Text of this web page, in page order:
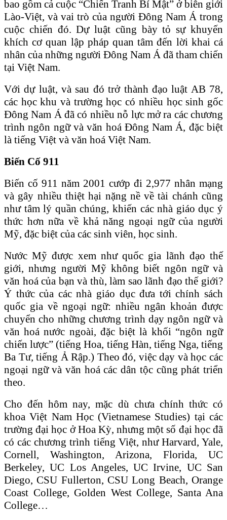
bao gồm cả cuộc “Chiến Tranh Bí Mật” ở biên giới
Lào-Việt, và vai trò của người Đông Nam Á trong
cuộc chiến đó. Dự luật cũng bày tỏ sự khuyến
khích cơ quan lập pháp quan tâm đến lời khai cá
nhân của những người Đông Nam Á đã tham chiến
tại Việt Nam.
Với dự luật, và sau đó trở thành đạo luật AB 78,
các học khu và trường học có nhiều học sinh gốc
Đông Nam Á đã có nhiều nỗ lực mở ra các chương
trình ngôn ngữ và văn hoá Đông Nam Á, đặc biệt
là tiếng Việt và văn hoá Việt Nam.
Biến Cố 911
Biến cố 911 năm 2001 cướp đi 2,977 nhân mạng
và gây nhiều thiệt hại nặng nề về tài chánh cũng
như tâm lý quần chúng, khiến các nhà giáo dục ý
thức hơn nữa về khả năng ngoại ngữ của người
Mỹ, đặc biệt của các sinh viên, học sinh.
Nước Mỹ được xem như quốc gia lãnh đạo thế
giới, nhưng người Mỹ không biết ngôn ngữ và
văn hoá của bạn và thù, làm sao lãnh đạo thế giới?
Ý thức của các nhà giáo dục đưa tới chính sách
quốc gia về ngoại ngữ: nhiều ngân khoản được
chuyển cho những chương trình dạy ngôn ngữ và
văn hoá nước ngoài, đặc biệt là khối “ngôn ngữ
chiến lược” (tiếng Hoa, tiếng Hàn, tiếng Nga, tiếng
Ba Tư, tiếng Ả Rập.) Theo đó, việc dạy và học các
ngoại ngữ và văn hoá các dân tộc cũng phát triển
theo.
Cho đến hôm nay, mặc dù chưa chính thức có
khoa Việt Nam Học (Vietnamese Studies) tại các
trường đại học ở Hoa Kỳ, nhưng một số đại học đã
có các chương trình tiếng Việt, như Harvard, Yale,
Cornell, Washington, Arizona, Florida, UC
Berkeley, UC Los Angeles, UC Irvine, UC San
Diego, CSU Fullerton, CSU Long Beach, Orange
Coast College, Golden West College, Santa Ana
College…